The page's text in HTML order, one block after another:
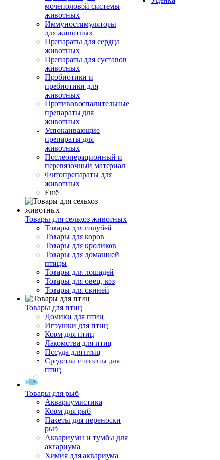
мочеполовой системы
животных
Иммуностимуляторы
для животных
Препараты для сердца
животных
Препараты для суставов
животных
Пробиотики и
пребиотики для
животных
Противовоспалительные
препараты для
животных
Успокаивающие
препараты для
животных
Послеоперационный и
перевязочный материал
Фитопрепараты для
животных
Ещё
Товары для сельхоз животных
Товары для голубей
Товары для коров
Товары для кроликов
Товары для домашней
птицы
Товары для лошадей
Товары для овец, коз
Товары для свиней
Товары для птиц
Домики для птиц
Игрушки для птиц
Корм для птиц
Лакомства для птиц
Посуда для птиц
Средства гигиены для
птиц
Товары для рыб
Аквариумистика
Корм для рыб
Пакеты для переноски
рыб
Аквариумы и тумбы для
аквариума
Химия для аквариума